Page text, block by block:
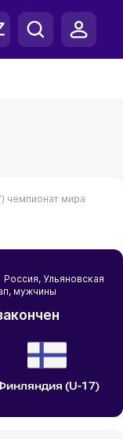
чемпионат мира
Россия, Ульяновская
мужчины
(U-17)